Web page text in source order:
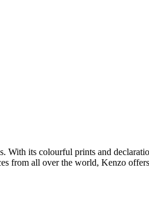
its colourful prints and
from all over the world, Kenzo